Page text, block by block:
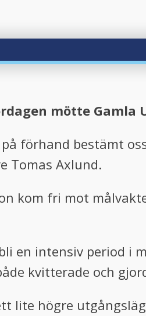
mötte Gamla
förhand bestämt
Tomas Axlund.
kom fri mot
en intensiv period i
kvitterade och
lite högre